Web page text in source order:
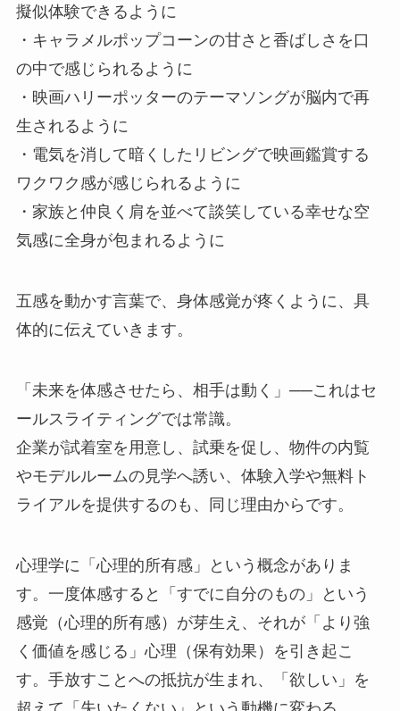
擬似体験できるように
・キャラメルポップコーンの甘さと香ばしさを口
の中で感じられるように
・映画ハリーポッターのテーマソングが脳内で再
生されるように
・電気を消して暗くしたリビングで映画鑑賞する
ワクワク感が感じられるように
・家族と仲良く肩を並べて談笑している幸せな空
気感に全身が包まれるように
五感を動かす言葉で、身体感覚が疼くように、具
体的に伝えていきます。
「未来を体感させたら、相手は動く」──これはセ
ールスライティングでは常識。
企業が試着室を用意し、試乗を促し、物件の内覧
やモデルルームの見学へ誘い、体験入学や無料ト
ライアルを提供するのも、同じ理由からです。
心理学に「心理的所有感」という概念がありま
す。一度体感すると「すでに自分のもの」という
感覚（心理的所有感）が芽生え、それが「より強
く価値を感じる」心理（保有効果）を引き起こ
す。手放すことへの抵抗が生まれ、「欲しい」を